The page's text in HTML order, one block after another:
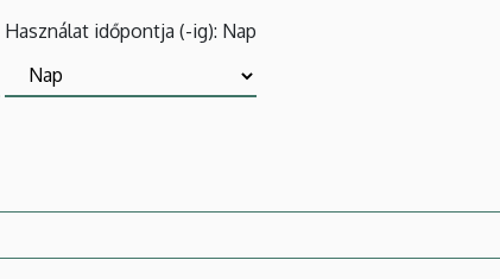
Használat időpontja (-ig): Nap